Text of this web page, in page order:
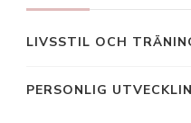
LIVSSTIL OCH
PERSONLIG